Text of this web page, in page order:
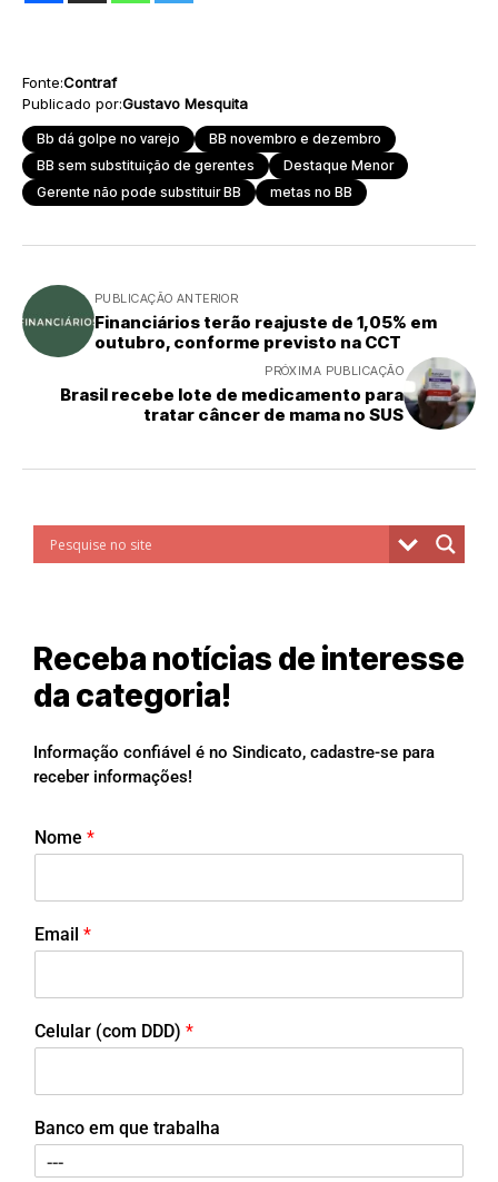
Fonte:Contraf
Publicado por:Gustavo Mesquita
Bb dá golpe no varejo
BB novembro e dezembro
BB sem substituição de gerentes
Destaque Menor
Gerente não pode substituir BB
metas no BB
PUBLICAÇÃO ANTERIOR
Financiários terão reajuste de 1,05% em
outubro, conforme previsto na CCT
PRÓXIMA PUBLICAÇÃO
Brasil recebe lote de medicamento para
tratar câncer de mama no SUS
Receba notícias de interesse
da categoria!
Informação confiável é no Sindicato, cadastre-se para
receber informações!
Nome *
Email *
Celular (com DDD) *
Banco em que trabalha